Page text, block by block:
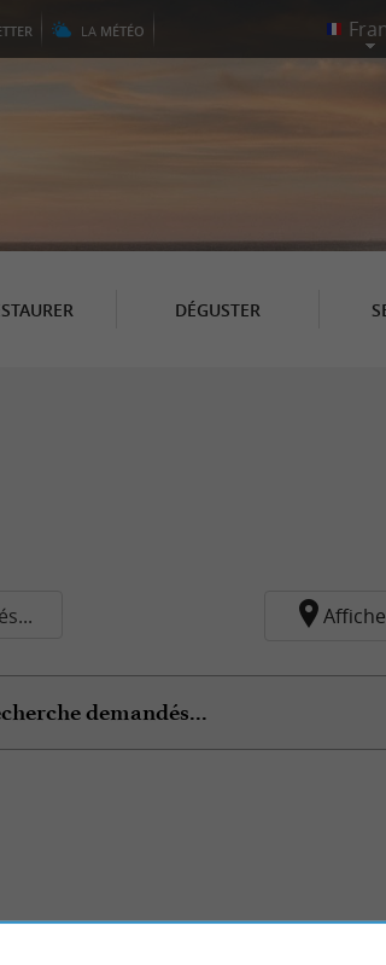
LA MÉTÉO
DÉGUSTER
demandés...